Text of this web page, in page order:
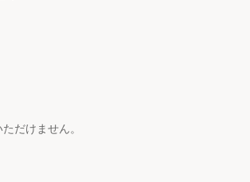
だけません。